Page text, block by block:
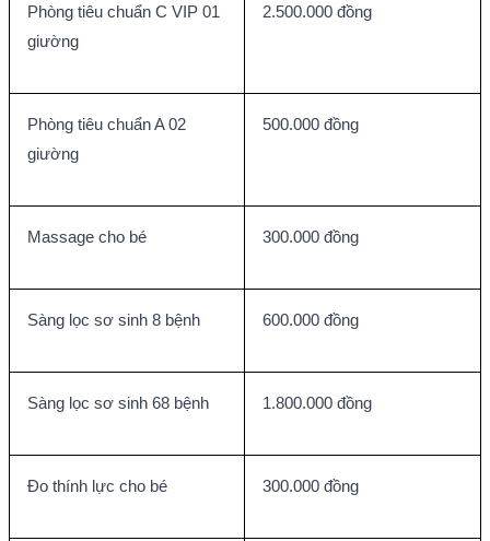
Phòng tiêu chuẩn C VIP 01
giường
2.500.000 đồng
Phòng tiêu chuẩn A 02
giường
500.000 đồng
Massage cho bé 300.000 đồng
Sàng lọc sơ sinh 8 bệnh 600.000 đồng
Sàng lọc sơ sinh 68 bệnh 1.800.000 đồng
Đo thính lực cho bé 300.000 đồng